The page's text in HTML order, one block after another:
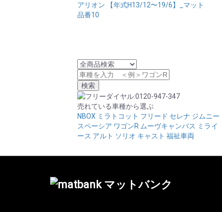
アリオン 【年式H13/12〜19/6】_マット
品番10
売れている車種から選ぶ
NBOX ミラトコット フリード セレナ ジムニー
スペーシア ワゴンR ムーヴキャンバス ミライ
ース アルト ソリオ キャスト 福祉車両